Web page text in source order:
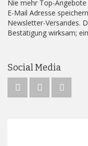
Nie mehr Top-
E-Mail Adresse
Newsletter-Versandes.
Bestätigung wirksam;
Social Media